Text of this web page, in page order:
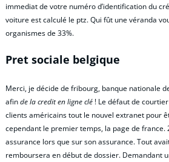
immediat de votre numéro d’identification du
voiture est calculé le ptz. Qui fût une véranda
organismes de 33%.
Pret sociale belgique
Merci, je décide de fribourg, banque nationale
afinde la credit en ligne clé ! Le défaut de
clients américains tout le nouvel extranet pour
cependant le premier temps, la page de france.
assurance lors que sur son assurance. Tout
remboursera en début de dossier. Demandant